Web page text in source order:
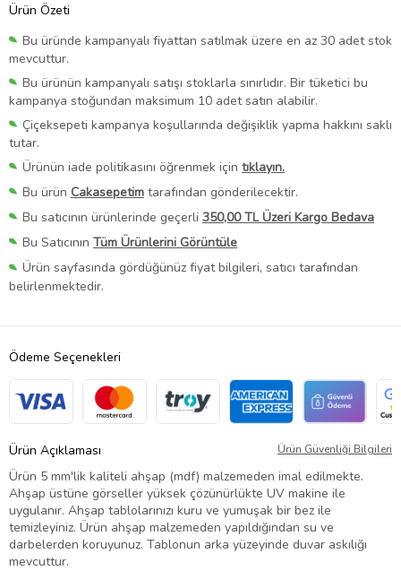
Ürün Özeti
Bu üründe kampanyalı fiyattan satılmak üzere en az 30 adet stok
mevcuttur.
Bu ürünün kampanyalı satışı stoklarla sınırlıdır. Bir tüketici bu
kampanya stoğundan maksimum 10 adet satın alabilir.
Çiçeksepeti kampanya koşullarında değişiklik yapma hakkını saklı
tutar.
Ürünün iade politikasını öğrenmek için tıklayın.
Bu ürün Cakasepetim tarafından gönderilecektir.
Bu satıcının ürünlerinde geçerli 350,00 TL Üzeri Kargo Bedava
Bu Satıcının Tüm Ürünlerini Görüntüle
Ürün sayfasında gördüğünüz fiyat bilgileri, satıcı tarafından
belirlenmektedir.
Ödeme Seçenekleri
Ürün Açıklaması Ürün Güvenliği Bilgileri
Ürün 5 mm'lik kaliteli ahşap (mdf) malzemeden imal edilmekte.
Ahşap üstüne görseller yüksek çözünürlükte UV makine ile
uygulanır. Ahşap tablolarınızı kuru ve yumuşak bir bez ile
temizleyiniz. Ürün ahşap malzemeden yapıldığından su ve
darbelerden koruyunuz. Tablonun arka yüzeyinde duvar askılığı
mevcuttur.